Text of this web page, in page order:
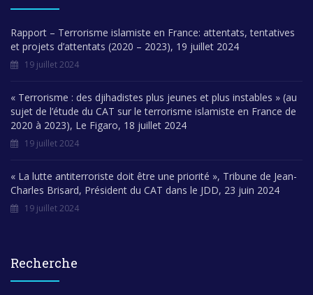
Rapport – Terrorisme islamiste en France: attentats, tentatives
et projets d’attentats (2020 – 2023), 19 juillet 2024
19 juillet 2024
« Terrorisme : des djihadistes plus jeunes et plus instables » (au
sujet de l’étude du CAT sur le terrorisme islamiste en France de
2020 à 2023), Le Figaro, 18 juillet 2024
19 juillet 2024
« La lutte antiterroriste doit être une priorité », Tribune de Jean-
Charles Brisard, Président du CAT dans le JDD, 23 juin 2024
19 juillet 2024
Recherche